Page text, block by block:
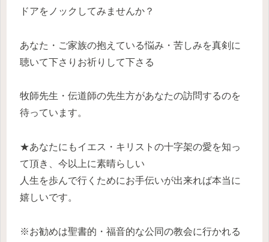
ドアをノックしてみませんか？
あなた・ご家族の抱えている悩み・苦しみを真剣に
聴いて下さりお祈りして下さる
牧師先生・伝道師の先生方があなたの訪問するのを
待っています。
★あなたにもイエス・キリストの十字架の愛を知っ
て頂き、今以上に素晴らしい
人生を歩んで行くためにお手伝いが出来れば本当に
嬉しいです。
※お勧めは聖書的・福音的な公同の教会に行かれる